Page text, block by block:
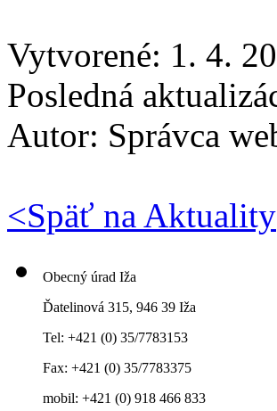
Vytvorené: 1. 4.
Posledná
Autor: Správca
<Späť na Aktuality
Obecný úrad Iža
Ďatelinová 315, 946 39 Iža
Tel: +421 (0) 35/7783153
Fax: +421 (0) 35/7783375
mobil: +421 (0) 918 466 833